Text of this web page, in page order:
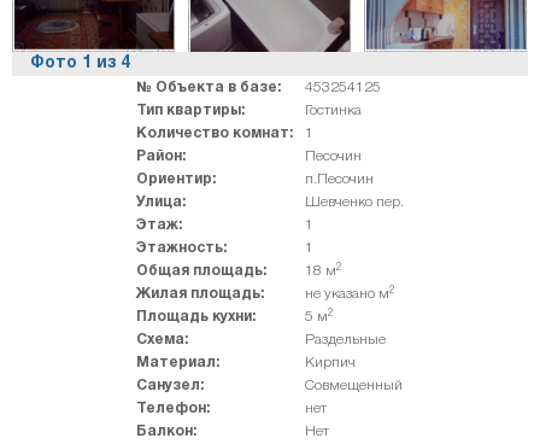
Фото 1 из 4
№ Объекта в базе:
453254125
Тип квартиры:
Гостинка
Количество комнат:
1
Район:
Песочин
Ориентир:
п.Песочин
Улица:
Шевченко пер.
Этаж:
1
Этажность:
1
Общая площадь:
18 м2
Жилая площадь: не указано м2
Площадь кухни: 5 м2
Схема:
Раздельные
Материал:
Кирпич
Санузел:
Совмещенный
Телефон:
нет
Балкон:
Нет